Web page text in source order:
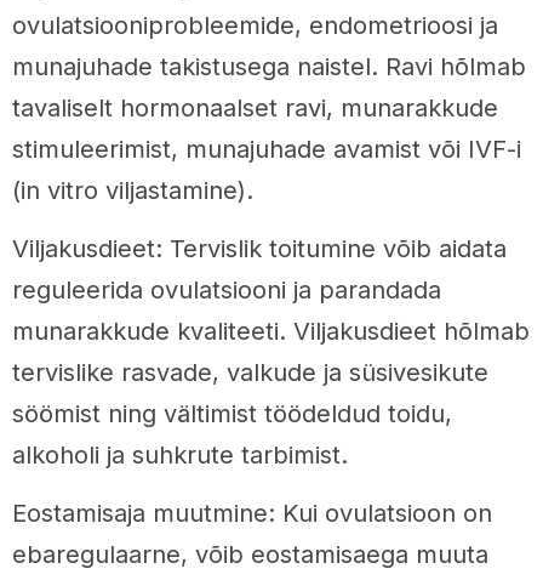
ovulatsiooniprobleemide, endometrioosi ja
munajuhade takistusega naistel. Ravi hõlmab
tavaliselt hormonaalset ravi, munarakkude
stimuleerimist, munajuhade avamist või IVF-i
(in vitro viljastamine).
Viljakusdieet: Tervislik toitumine võib aidata
reguleerida ovulatsiooni ja parandada
munarakkude kvaliteeti. Viljakusdieet hõlmab
tervislike rasvade, valkude ja süsivesikute
söömist ning vältimist töödeldud toidu,
alkoholi ja suhkrute tarbimist.
Eostamisaja muutmine: Kui ovulatsioon on
ebaregulaarne, võib eostamisaega muuta